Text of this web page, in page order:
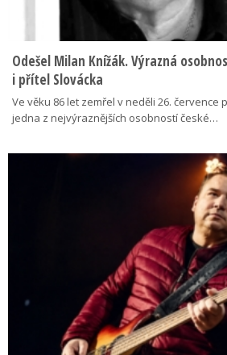
Odešel Milan Knížák. Výrazná
i přítel Slovácka
Ve věku 86 let zemřel v neděli 26. července
jedna z nejvýraznějších osobností české…